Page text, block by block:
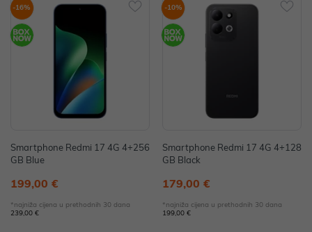
-16%
Smartphone Redmi 17 4G 4+256
GB Blue
199,00 €
*najniža cijena u prethodnih 30 dana
239,00 €
-10%
Smartphone Redmi 17 4G 4+128
GB Black
179,00 €
*najniža cijena u prethodnih 30 dana
199,00 €